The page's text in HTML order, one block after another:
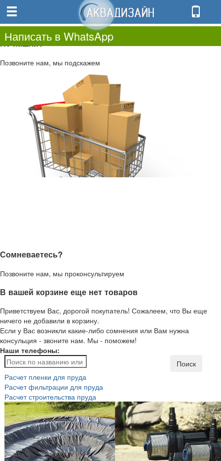
0.00
0
Не нашли?
Позвоните нам, мы подскажем
Сомневаетесь?
Позвоните нам, мы проконсультируем
В вашей корзине еще нет товаров
Приветствуем Вас, дорогой покупатель! Сожалеем, что Вы еще
ничего не добавили в корзину.
Если у Вас возникли какие-либо сомнения или Вам нужна
консульция - звоните нам. Мы - поможем!
Наши телефоны:
Написать в WhatsApp
Поиск
Расчет пленки для пруда
Расчет фильтрации для пруда
Расчет строительства пруда